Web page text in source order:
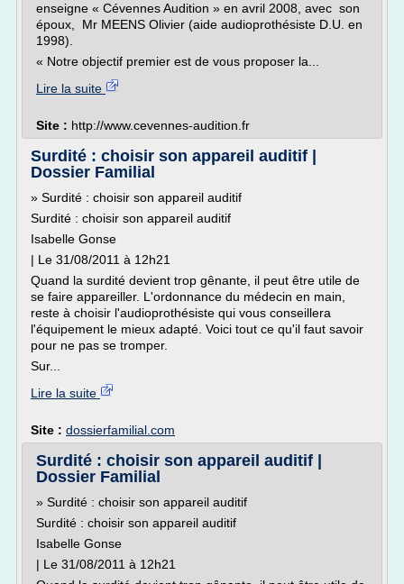
enseigne « Cévennes Audition » en avril 2008, avec son
époux, Mr MEENS Olivier (aide audioprothésiste D.U. en
1998).
« Notre objectif premier est de vous proposer la...
Lire la suite
Site : http://www.cevennes-audition.fr
Surdité : choisir son appareil auditif |
Dossier Familial
» Surdité : choisir son appareil auditif
Surdité : choisir son appareil auditif
Isabelle Gonse
| Le 31/08/2011 à 12h21
Quand la surdité devient trop gênante, il peut être utile de
se faire appareiller. L'ordonnance du médecin en main,
reste à choisir l'audioprothésiste qui vous conseillera
l'équipement le mieux adapté. Voici tout ce qu'il faut savoir
pour ne pas se tromper.
Sur...
Lire la suite
Site : dossierfamilial.com
Surdité : choisir son appareil auditif |
Dossier Familial
» Surdité : choisir son appareil auditif
Surdité : choisir son appareil auditif
Isabelle Gonse
| Le 31/08/2011 à 12h21